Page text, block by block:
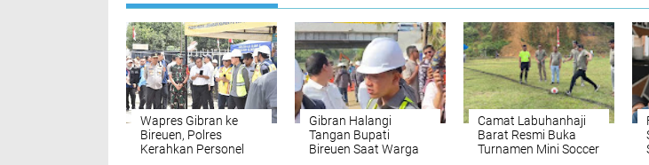
Wapres Gibran ke
Bireuen, Polres
Kerahkan Personel
Gibran Halangi
Tangan Bupati
Bireuen Saat Warga
Camat Labuhanhaji
Barat Resmi Buka
Turnamen Mini Soccer